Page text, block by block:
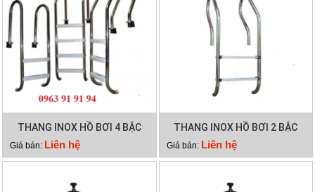
THANG INOX HỒ BƠI 4 BẬC
Giá bán: Liên hệ
THANG INOX HỒ BƠI 2 BẬC
Giá bán: Liên hệ